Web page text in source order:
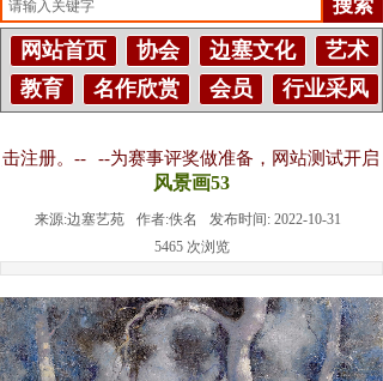
搜索
网站首页 协会 边塞文化
艺术
教育
名作欣赏 会员 行业采风
-- --为赛事评奖做准备，网站测试开启文章
风景画53
来源:边塞艺苑 作者:佚名 发布时间: 2022-10-31
5465 次浏览